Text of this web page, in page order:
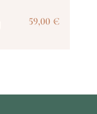
59,00 €